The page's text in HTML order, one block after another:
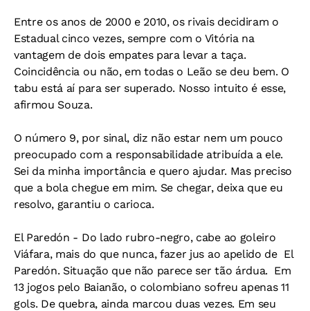
Entre os anos de 2000 e 2010, os rivais decidiram o
Estadual cinco vezes, sempre com o Vitória na
vantagem de dois empates para levar a taça.
Coincidência ou não, em todas o Leão se deu bem. O
tabu está aí para ser superado. Nosso intuito é esse,
afirmou Souza.
O número 9, por sinal, diz não estar nem um pouco
preocupado com a responsabilidade atribuída a ele.
Sei da minha importância e quero ajudar. Mas preciso
que a bola chegue em mim. Se chegar, deixa que eu
resolvo, garantiu o carioca.
El Paredón - Do lado rubro-negro, cabe ao goleiro
Viáfara, mais do que nunca, fazer jus ao apelido de El
Paredón. Situação que não parece ser tão árdua. Em
13 jogos pelo Baianão, o colombiano sofreu apenas 11
gols. De quebra, ainda marcou duas vezes. Em seu